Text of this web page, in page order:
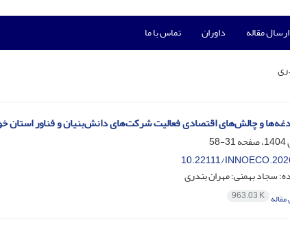
ارسال مقاله داوران تماس با ما
و چالش‌های اقتصادی فعالیت شرکت‌های دانش‌بنیان و فناور استان
31-58
10.22111/
سجاد بهمنی؛ مهران بندری
963.03 K